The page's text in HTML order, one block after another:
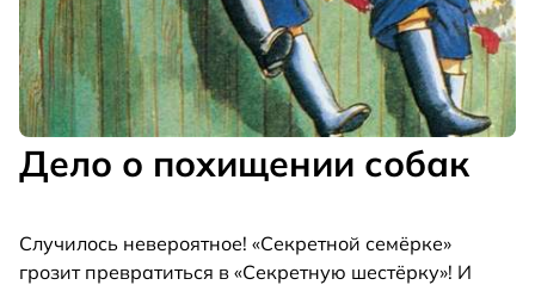
Дело о похищении собак
Случилось невероятное! «Секретной семёрке»
грозит превратиться в «Секретную шестёрку»! И